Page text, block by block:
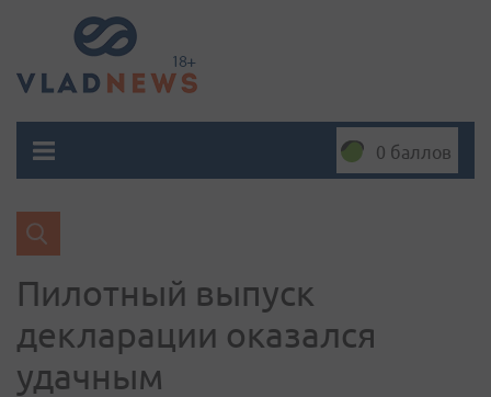
0 баллов
Пилотный выпуск
декларации оказался
удачным